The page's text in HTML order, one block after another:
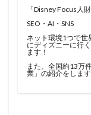
「Disney Focus人財
SEO・AI・SNS
ネット環境1つで世
にディズニーに行
ます！
また、全国約13万
業」の紹介をします